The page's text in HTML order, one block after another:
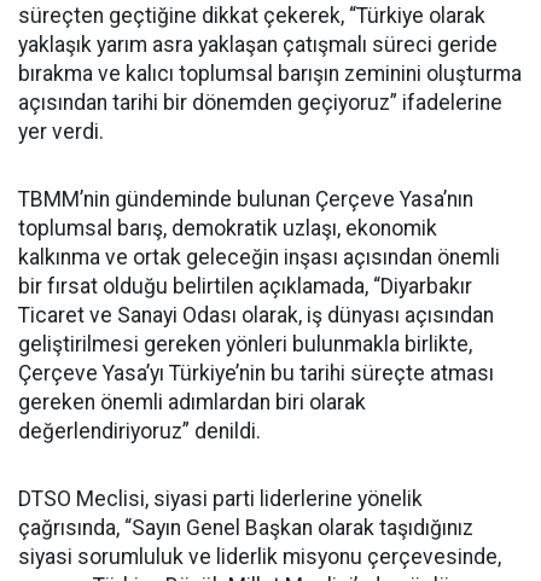
süreçten geçtiğine dikkat çekerek, “Türkiye olarak
yaklaşık yarım asra yaklaşan çatışmalı süreci geride
bırakma ve kalıcı toplumsal barışın zeminini oluşturma
açısından tarihi bir dönemden geçiyoruz” ifadelerine
yer verdi.
TBMM’nin gündeminde bulunan Çerçeve Yasa’nın
toplumsal barış, demokratik uzlaşı, ekonomik
kalkınma ve ortak geleceğin inşası açısından önemli
bir fırsat olduğu belirtilen açıklamada, “Diyarbakır
Ticaret ve Sanayi Odası olarak, iş dünyası açısından
geliştirilmesi gereken yönleri bulunmakla birlikte,
Çerçeve Yasa’yı Türkiye’nin bu tarihi süreçte atması
gereken önemli adımlardan biri olarak
değerlendiriyoruz” denildi.
DTSO Meclisi, siyasi parti liderlerine yönelik
çağrısında, “Sayın Genel Başkan olarak taşıdığınız
siyasi sorumluluk ve liderlik misyonu çerçevesinde,